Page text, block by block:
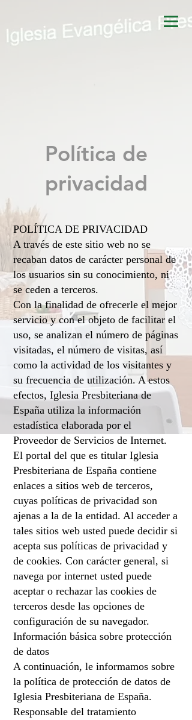
Política de
privacidad
POLÍTICA DE PRIVACIDAD
A través de este sitio web no se
recaban datos de carácter personal de
los usuarios sin su conocimiento, ni
se ceden a terceros.
Con la finalidad de ofrecerle el mejor
servicio y con el objeto de facilitar el
uso, se analizan el número de páginas
visitadas, el número de visitas, así
como la actividad de los visitantes y
su frecuencia de utilización. A estos
efectos, Iglesia Presbiteriana de
España utiliza la información
estadística elaborada por el
Proveedor de Servicios de Internet.
El portal del que es titular Iglesia
Presbiteriana de España contiene
enlaces a sitios web de terceros,
cuyas políticas de privacidad son
ajenas a la de la entidad. Al acceder a
tales sitios web usted puede decidir si
acepta sus políticas de privacidad y
de cookies. Con carácter general, si
navega por internet usted puede
aceptar o rechazar las cookies de
terceros desde las opciones de
configuración de su navegador.
Información básica sobre protección
de datos
A continuación, le informamos sobre
la política de protección de datos de
Iglesia Presbiteriana de España.
Responsable del tratamiento